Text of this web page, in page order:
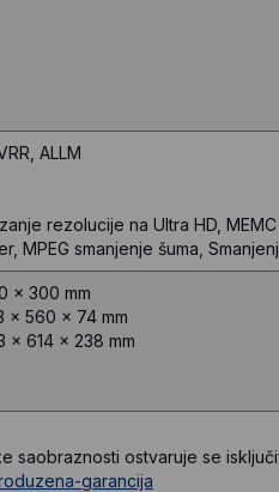
ALLM
rezolucije na Ultra HD,
MPEG smanjenje šuma,
x 300 mm
x 560 x 74 mm
x 614 x 238 mm
saobraznosti ostvaruje se
garancija